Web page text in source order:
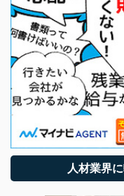
人材業界